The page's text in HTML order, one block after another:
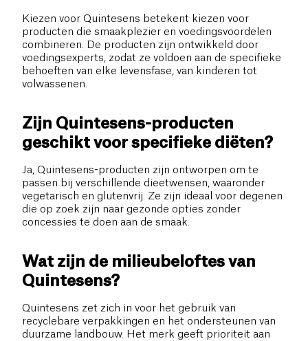
Kiezen voor Quintesens betekent kiezen voor
producten die smaakplezier en voedingsvoordelen
combineren. De producten zijn ontwikkeld door
voedingsexperts, zodat ze voldoen aan de specifieke
behoeften van elke levensfase, van kinderen tot
volwassenen.
Zijn Quintesens-producten
geschikt voor specifieke diëten?
Ja, Quintesens-producten zijn ontworpen om te
passen bij verschillende dieetwensen, waaronder
vegetarisch en glutenvrij. Ze zijn ideaal voor degenen
die op zoek zijn naar gezonde opties zonder
concessies te doen aan de smaak.
Wat zijn de milieubeloftes van
Quintesens?
Quintesens zet zich in voor het gebruik van
recyclebare verpakkingen en het ondersteunen van
duurzame landbouw. Het merk geeft prioriteit aan